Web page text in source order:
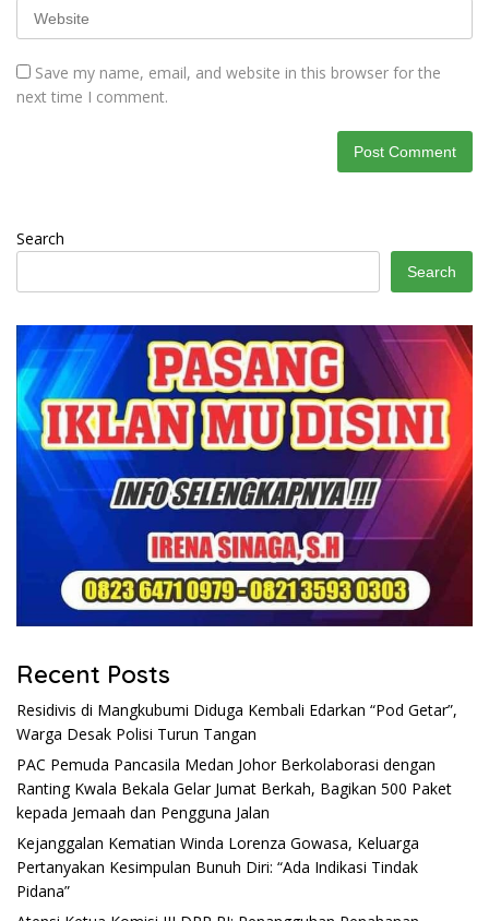
Save my name, email, and website in this browser for the
next time I comment.
Search
Search
Recent Posts
Residivis di Mangkubumi Diduga Kembali Edarkan “Pod Getar”,
Warga Desak Polisi Turun Tangan
PAC Pemuda Pancasila Medan Johor Berkolaborasi dengan
Ranting Kwala Bekala Gelar Jumat Berkah, Bagikan 500 Paket
kepada Jemaah dan Pengguna Jalan
Kejanggalan Kematian Winda Lorenza Gowasa, Keluarga
Pertanyakan Kesimpulan Bunuh Diri: “Ada Indikasi Tindak
Pidana”